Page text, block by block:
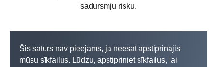
sadursmju risku.
Šis saturs nav pieejams, ja neesat apstiprinājis
mūsu sīkfailus. Lūdzu, apstipriniet sīkfailus, lai